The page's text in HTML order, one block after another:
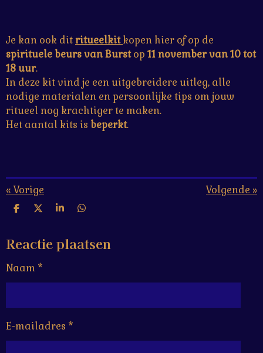
Je kan ook dit ritueelkit kopen hier of op de
spirituele beurs van Burstop 11 november van 10 tot
18 uur.
In deze kit vind je een uitgebreidere uitleg, alle
nodige materialen en persoonlijke tips om jouw
ritueel nog krachtiger te maken.
Het aantal kits is beperkt.
«Vorige Volgende »
D
e
n
D
l
S
r
e
D
e
n
Reactie plaatsen
Naam *
E-mailadres *